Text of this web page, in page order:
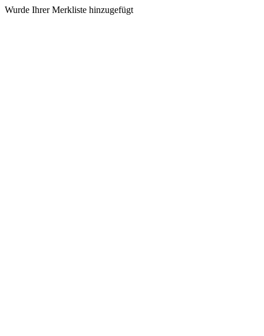
Wurde Ihrer Merkliste hinzugefügt